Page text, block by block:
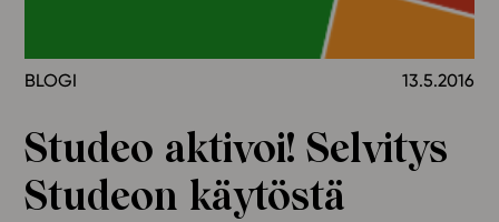
Lukio
Ominaisuudet
Tapahtumakalenteri
Webinaari­tallenteet
BLOGI 13.5.2016
Studeo aktivoi! Selvitys
Studeon käytöstä